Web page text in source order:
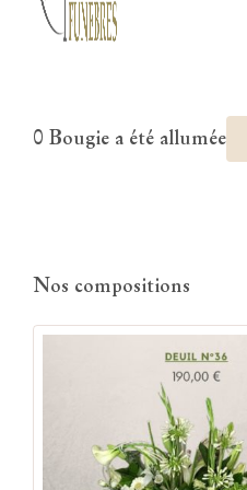
0 Bougie a été allumée
Nos compositions